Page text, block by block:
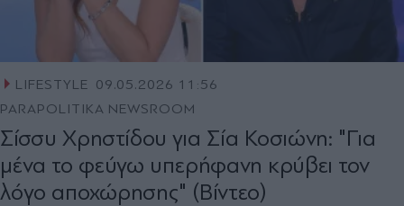
LIFESTYLE 09.05.2026 11:56
PARAPOLITIKA NEWSROOM
Σίσσυ Χρηστίδου για Σία Κοσιώνη: "Για
μένα το φεύγω υπερήφανη κρύβει τον
λόγο αποχώρησης" (Βίντεο)